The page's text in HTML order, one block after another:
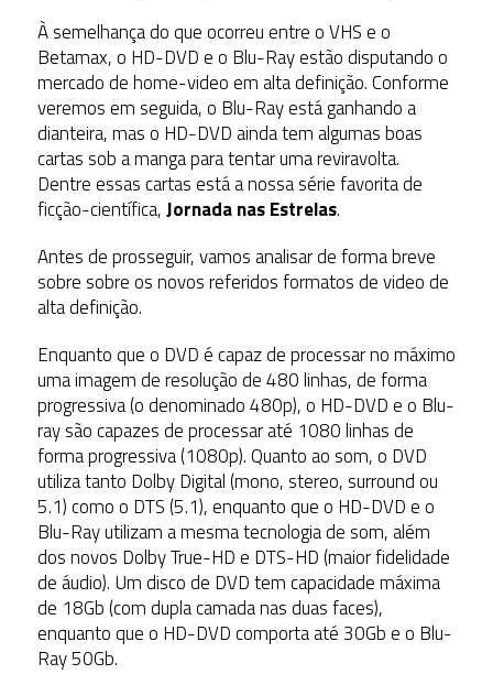
À semelhança do que ocorreu entre o VHS e o
Betamax, o HD-DVD e o Blu-Ray estão disputando o
mercado de home-video em alta definição. Conforme
veremos em seguida, o Blu-Ray está ganhando a
dianteira, mas o HD-DVD ainda tem algumas boas
cartas sob a manga para tentar uma reviravolta.
Dentre essas cartas está a nossa série favorita de
ficção-científica,Jornada nas Estrelas.
Antes de prosseguir, vamos analisar de forma breve
sobre sobre os novos referidos formatos de video de
alta definição.
Enquanto que o DVD é capaz de processar no máximo
uma imagem de resolução de 480 linhas, de forma
progressiva (o denominado 480p), o HD-DVD e o Blu-
ray são capazes de processar até 1080 linhas de
forma progressiva (1080p). Quanto ao som, o DVD
utiliza tanto Dolby Digital (mono, stereo, surround ou
5.1) como o DTS (5.1), enquanto que o HD-DVD e o
Blu-Ray utilizam a mesma tecnologia de som, além
dos novos Dolby True-HD e DTS-HD (maior fidelidade
de áudio). Um disco de DVD tem capacidade máxima
de 18Gb (com dupla camada nas duas faces),
enquanto que o HD-DVD comporta até 30Gb e o Blu-
Ray 50Gb.